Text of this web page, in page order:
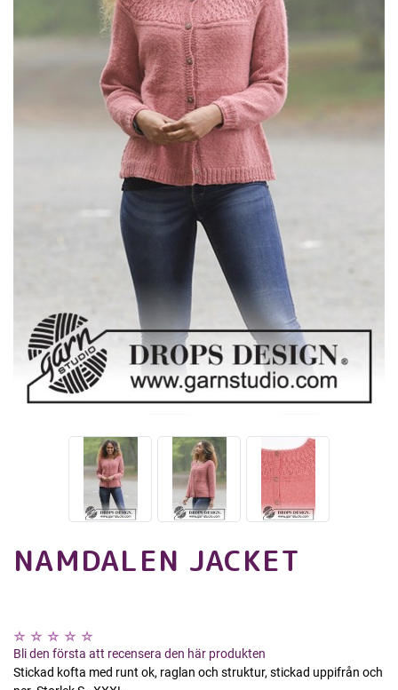
NAMDALEN JACKET
Bli den första att recensera den här produkten
Stickad kofta med runt ok, raglan och struktur, stickad uppifrån och